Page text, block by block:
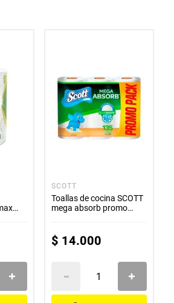
SCOTT
Toallas de cocina SCOTT
mega absorb promo
$ 14.000